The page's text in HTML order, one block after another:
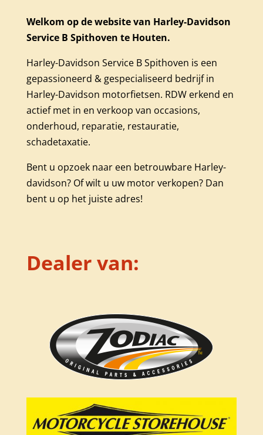
Welkom op de website van Harley-Davidson
Service B Spithoven te Houten.
Harley-Davidson Service B Spithoven is een
gepassioneerd & gespecialiseerd bedrijf in
Harley-Davidson motorfietsen. RDW erkend en
actief met in en verkoop van occasions,
onderhoud, reparatie, restauratie,
schadetaxatie.
Bent u opzoek naar een betrouwbare Harley-
davidson? Of wilt u uw motor verkopen? Dan
bent u op het juiste adres!
Dealer van: